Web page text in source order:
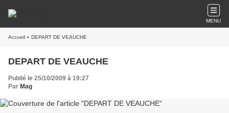
MENU
Accueil » DEPART DE VEAUCHE
DEPART DE VEAUCHE
Publié le 25/10/2009 à 19:27
Par Mag